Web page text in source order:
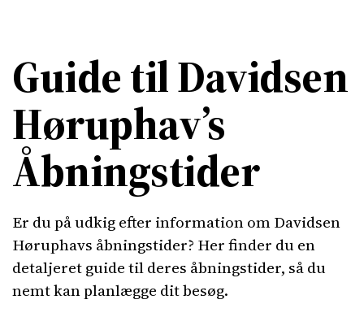
Guide til Davidsen
Høruphav’s
Åbningstider
Er du på udkig efter information om Davidsen
Høruphavs åbningstider? Her finder du en
detaljeret guide til deres åbningstider, så du
nemt kan planlægge dit besøg.